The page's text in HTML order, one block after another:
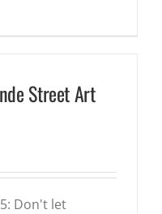
Street Art
Don't let